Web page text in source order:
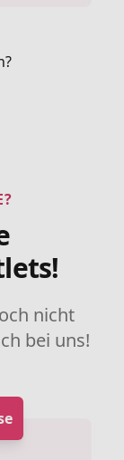
nicht
bei uns!